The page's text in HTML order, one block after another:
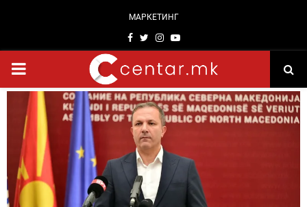
МАРКЕТИНГ
Facebook
TwitterInstagram
Youtube
PRIMARY
MENU